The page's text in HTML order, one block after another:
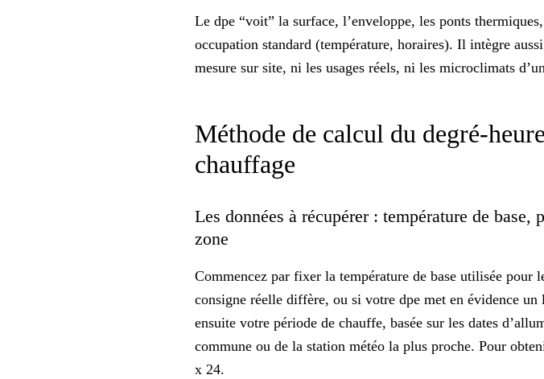
Le dpe “voit” la surface, l’enveloppe, les ponts
occupation standard (température, horaires). Il intègre
mesure sur site, ni les usages réels, ni les microclimats
Méthode de calcul du degré-
chauffage
Les données à récupérer : température de
zone
Commencez par fixer la température de base utilisée pour
consigne réelle diffère, ou si votre dpe met en évidence
ensuite votre période de chauffe, basée sur les dates
commune ou de la station météo la plus proche. Pour
x 24.